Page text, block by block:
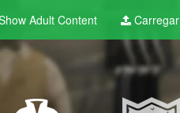
AdultContent Carregar